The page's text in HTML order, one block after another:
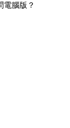
電腦版？